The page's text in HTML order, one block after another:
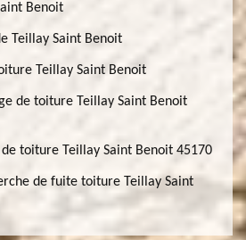
Benoit
Teillay Saint Benoit
Teillay Saint Benoit
de toiture Teillay Saint Benoit
toiture Teillay Saint Benoit 45170
de fuite toiture Teillay Saint